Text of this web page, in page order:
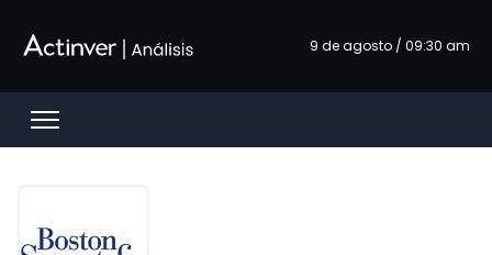
9 de agosto / 09:30 am
Open menu